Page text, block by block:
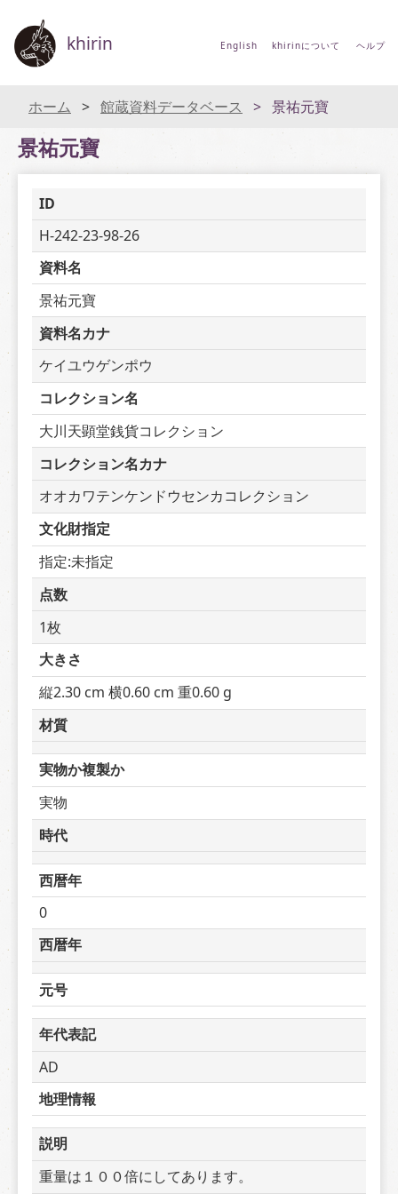
khirin English khirinについて ヘルプ
ホーム 館蔵資料データベース 景祐元寶
景祐元寶
ID
H-242-23-98-26
資料名
景祐元寶
資料名カナ
ケイユウゲンポウ
コレクション名
大川天顕堂銭貨コレクション
コレクション名カナ
オオカワテンケンドウセンカコレクション
文化財指定
指定:未指定
点数
1枚
大きさ
縦2.30 cm 横0.60 cm 重0.60 g
材質
実物か複製か
実物
時代
西暦年
0
西暦年
元号
年代表記
AD
地理情報
説明
重量は１００倍にしてあります。